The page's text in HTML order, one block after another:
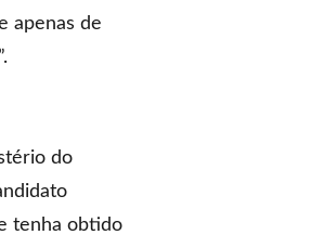
apenas de
do
tenha obtido